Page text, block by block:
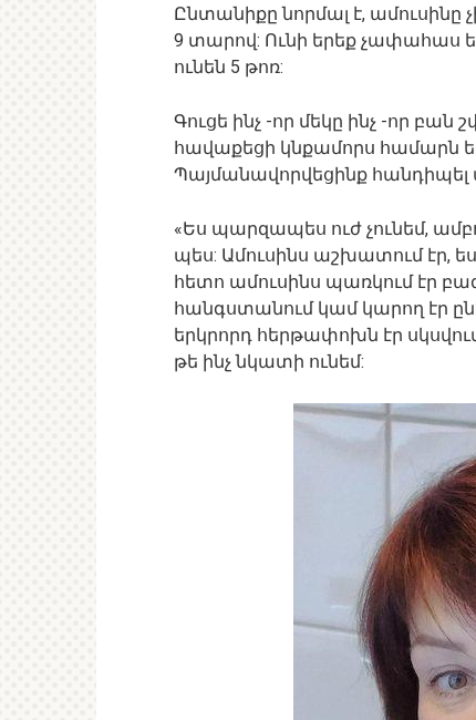
Ընտանիքը նորմալ է, ամուսինը
9 տարով: Ունի երեք չափահաս
ունեն 5 թոռ:
Գուցե ինչ -որ մեկը ինչ -որ
հավաքեցի կնքամորս համարն
Պայմանավորվեցինք հանդիպել
«Ես պարզապես ուժ չունեմ,
պես: Ամուսինս աշխատում էր,
հետո ամուսինս պառկում էր
հանգստանում կամ կարող էր
երկրորդ հերթափոխն էր
թե ինչ նկատի ունեմ: